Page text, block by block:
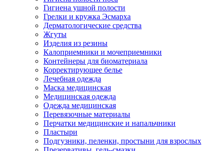
Гигиена ушной полости
Грелки и кружка Эсмарха
Дерматологические средства
Жгуты
Изделия из резины
Калоприемники и мочеприемники
Контейнеры для биоматериала
Корректирующее белье
Лечебная одежда
Маска медицинская
Медицинская одежда
Одежда медицинская
Перевязочные материалы
Перчатки медицинские и напальчники
Пластыри
Подгузники, пеленки, простыни для взрослых